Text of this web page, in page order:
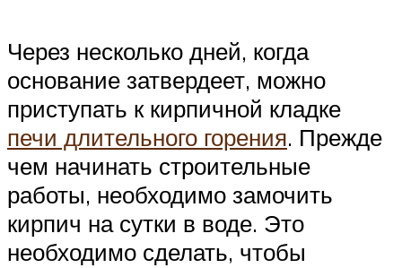
Через несколько дней, когда
основание затвердеет, можно
приступать к кирпичной кладке
печи длительного горения. Прежде
чем начинать строительные
работы, необходимо замочить
кирпич на сутки в воде. Это
необходимо сделать, чтобы